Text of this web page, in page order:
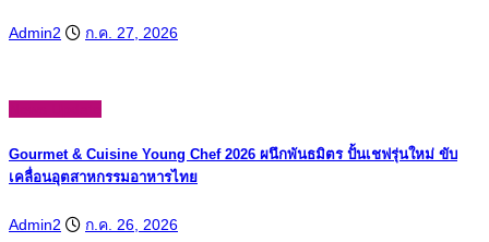
Admin2 ก.ค. 27, 2026
Gourmet & Cuisine Young Chef 2026 ผนึกพันธมิตร ปั้นเชฟรุ่นใหม่ ขับ
เคลื่อนอุตสาหกรรมอาหารไทย
Admin2 ก.ค. 26, 2026